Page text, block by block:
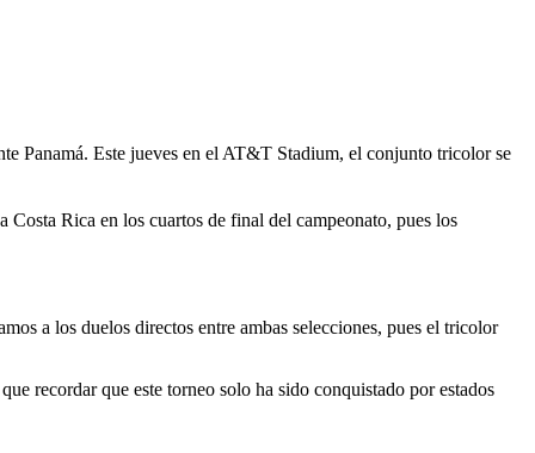
Panamá. Este jueves en el AT&T Stadium, el conjunto tricolor se
Rica en los cuartos de final del campeonato, pues los
a los duelos directos entre ambas selecciones, pues el tricolor
recordar que este torneo solo ha sido conquistado por estados